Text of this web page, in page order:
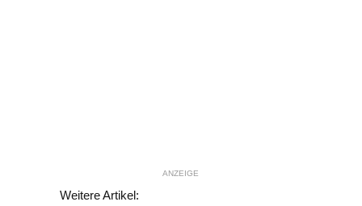
ANZEIGE
Weitere Artikel: